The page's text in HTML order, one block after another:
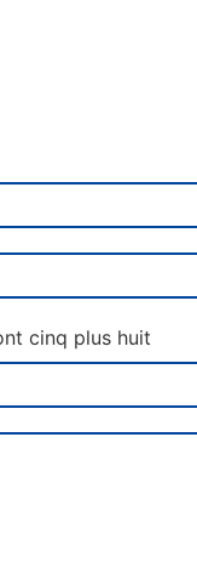
cinq plus huit